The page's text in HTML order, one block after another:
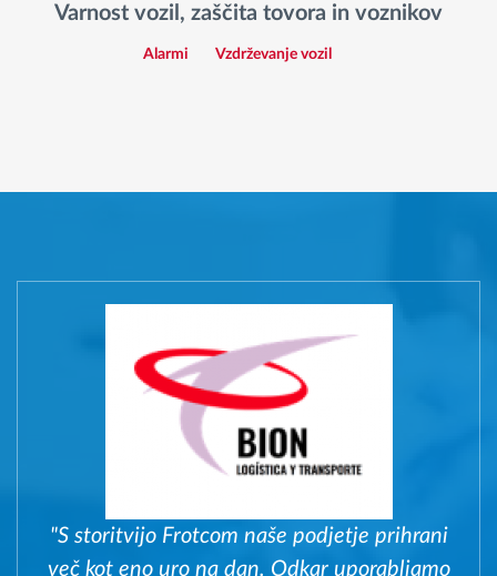
Varnost vozil, zaščita tovora in voznikov
Alarmi Vzdrževanje vozil
"S storitvijo Frotcom naše podjetje prihrani
več kot eno uro na dan. Odkar uporabljamo